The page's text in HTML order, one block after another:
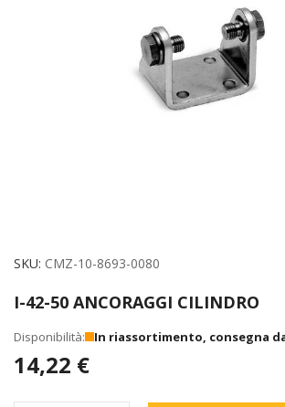
Vai
della
immagini
SKU CMZ-10-8693-0080
I-42-50 ANCORAGGI CILINDRO
In riassortimento, consegna
14,22 €